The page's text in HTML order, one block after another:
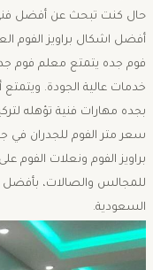
حال كنت تبحث عن أفضل
أفضل اشكال براويز الفوم
فوم جده يتمتع معلم فوم
خدمات عالية الجودة. ويتمتع
بجده مهارات فنية تؤهله
سعر متر الفوم للجدران
براويز الفوم ونعلات الفوم
للمجالس والصالات، بأفضل
السعودية.